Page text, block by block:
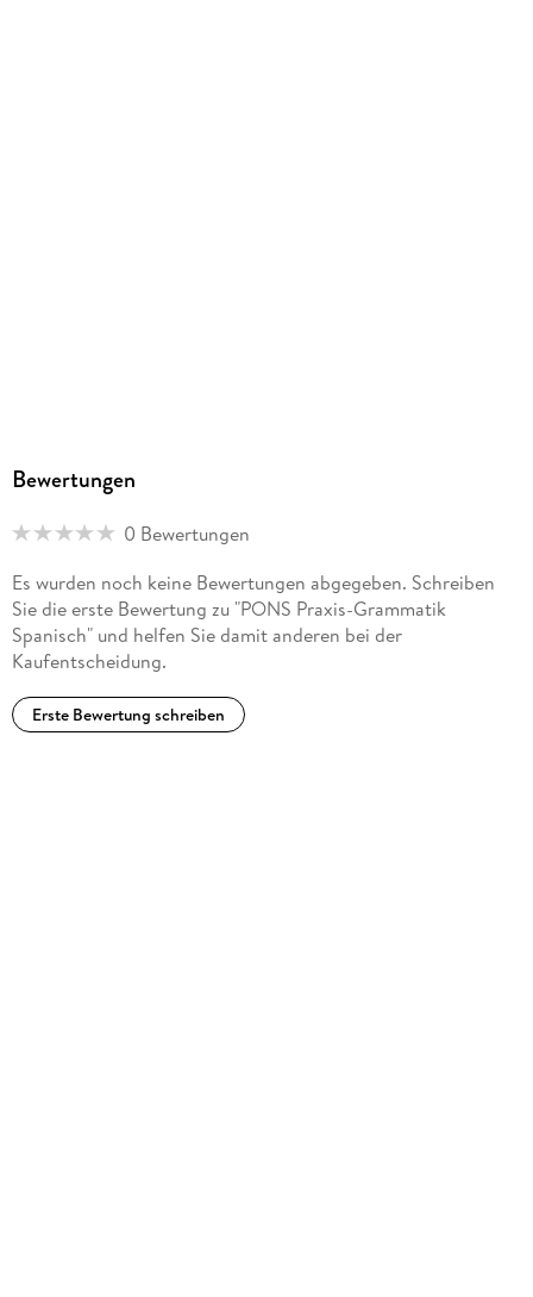
Bewertungen
0 Bewertungen
Es wurden noch keine Bewertungen abgegeben. Schreiben
Sie die erste Bewertung zu "PONS Praxis-Grammatik
Spanisch" und helfen Sie damit anderen bei der
Kaufentscheidung.
Erste Bewertung schreiben